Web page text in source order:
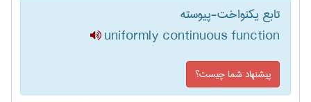
تابع یکنواخت-پیوسته
uniformly continuous function
پیشنهاد شما چیست؟